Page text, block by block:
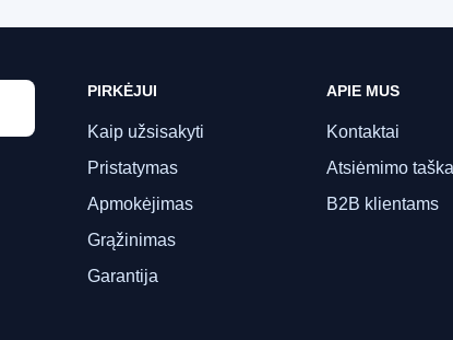
PIRKĖJUI
Kaip užsisakyti
Pristatymas
Apmokėjimas
Grąžinimas
Garantija
APIE MUS
Kontaktai
Atsiėmimo
B2B klientams